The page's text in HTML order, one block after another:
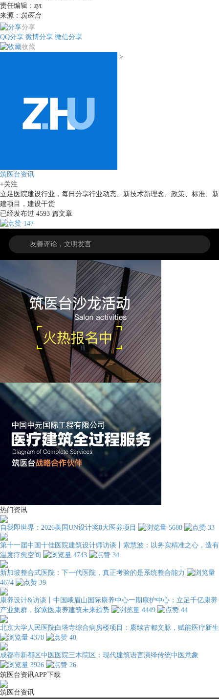
责任编辑： zyt
来源： 筑医台
分享
QQ分享 微博分享 微信分享
收藏
>
筑医台资讯
+关注
立足医院建设行业，每日分享行业动态、新技术新理念、政策、标准、新
建项目，建设干货
已经发布过 4593 篇文章
147
热门资讯
自我即世界：2026美国UN设计奖8大医养项目 5680 33
第十一届中国十佳医院建筑设计师访谈丨索慧波：以务实精准之心，造有
温度疗愈空间
4743 34
新加坡整合式医院：下一代医院，真正考验的是系统整合能力
4674
39
康养设计&访谈丨中国峨眉山国际康养中心一期康护中心：立足千亿康养
产业集群，探索医康养建筑未来趋势
4449 44
北京大学人民医院白塔寺综合病房楼项目：赓续古都文脉，赋能医疗新生
4378
40
成都市新都区中医医院三木院区：现代建筑语言演绎传统中医意象
3926
26
筑医台资讯APP下载
筑医台资讯